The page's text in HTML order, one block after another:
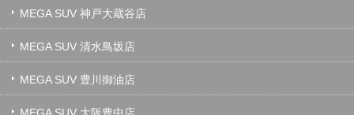
MEGA SUV 神戸大蔵谷店
MEGA SUV 清水鳥坂店
MEGA SUV 豊川御油店